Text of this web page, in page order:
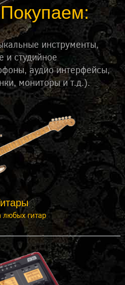
Покупаем:
инструменты,
и студийное
аудио интерфейсы,
мониторы и т.д.).
любых гитар